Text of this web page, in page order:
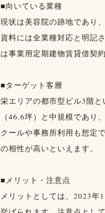
■向いている業種
現状は美容院の跡地であり
資料には全業種対応と明記
は事業用定期建物賃貸借契
■ターゲット客層
栄エリアの都市型ビル3階
（46.6坪）と中規模であり
クールや事務所利用も想定
の相性が高いといえます。
■メリット・注意点
メリットとしては、2023年